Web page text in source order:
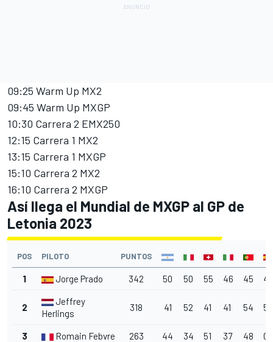
09:25 Warm Up MX2
09:45 Warm Up MXGP
10:30 Carrera 2 EMX250
12:15 Carrera 1 MX2
13:15 Carrera 1 MXGP
15:10 Carrera 2 MX2
16:10 Carrera 2 MXGP
Así llega el Mundial de MXGP al GP de
Letonia 2023
POS PILOTO PUNTOS
1 Jorge Prado 342 50 50 55 46 45 48
2
Jeffrey
Herlings
318 41 52 41 41 54 59
3 Romain Febvre 263 44 34 51 37 48 0